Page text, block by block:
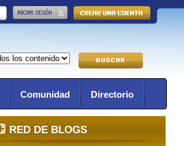
Comunidad Directorio
RED DE BLOGS